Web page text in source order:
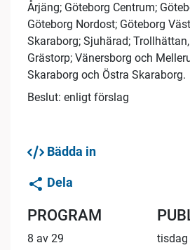
Årjäng; Göteborg Centrum;
Göteborg Nordost; Göteborg
Skaraborg; Sjuhärad;
Grästorp; Vänersborg och
Skaraborg och Östra Skaraborg.
Beslut: enligt förslag
Bädda in
Dela
PROGRAM
8 av 29 tisdag